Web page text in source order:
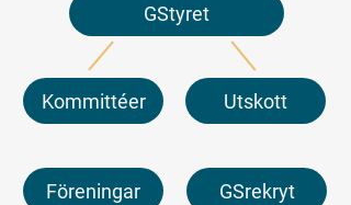
GStyret
Kommittéer
Föreningar
Utskott
GSrekryt